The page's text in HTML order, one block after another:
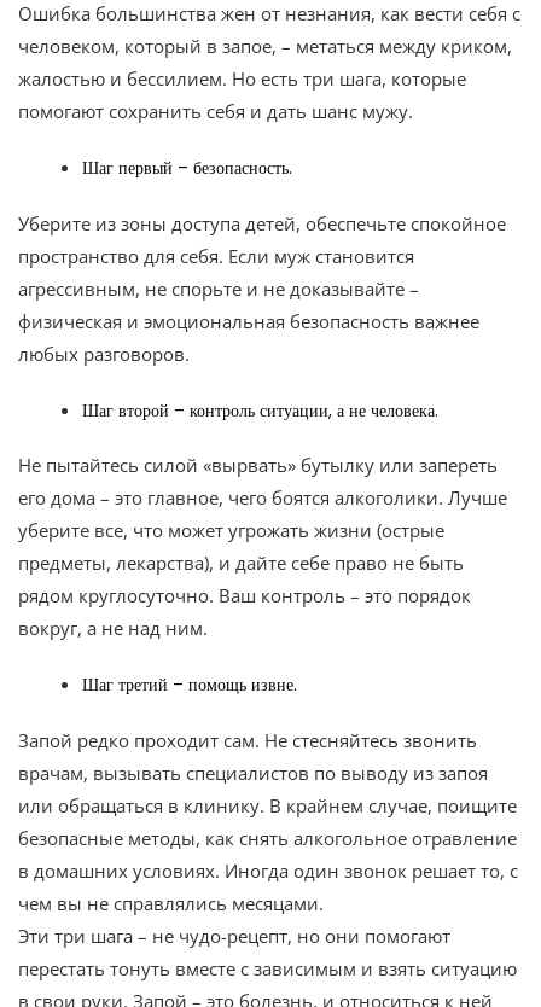
Ошибка большинства жен от незнания, как вести себя с
человеком, который в запое, – метаться между криком,
жалостью и бессилием. Но есть три шага, которые
помогают сохранить себя и дать шанс мужу.
Шаг первый – безопасность.
Уберите из зоны доступа детей, обеспечьте спокойное
пространство для себя. Если муж становится
агрессивным, не спорьте и не доказывайте –
физическая и эмоциональная безопасность важнее
любых разговоров.
Шаг второй – контроль ситуации, а не человека.
Не пытайтесь силой «вырвать» бутылку или запереть
его дома – это главное, чего боятся алкоголики. Лучше
уберите все, что может угрожать жизни (острые
предметы, лекарства), и дайте себе право не быть
рядом круглосуточно. Ваш контроль – это порядок
вокруг, а не над ним.
Шаг третий – помощь извне.
Запой редко проходит сам. Не стесняйтесь звонить
врачам, вызывать специалистов по выводу из запоя
или обращаться в клинику. В крайнем случае, поищите
безопасные методы, как снять алкогольное отравление
в домашних условиях. Иногда один звонок решает то, с
чем вы не справлялись месяцами.
Эти три шага – не чудо-рецепт, но они помогают
перестать тонуть вместе с зависимым и взять ситуацию
в свои руки. Запой – это болезнь, и относиться к ней